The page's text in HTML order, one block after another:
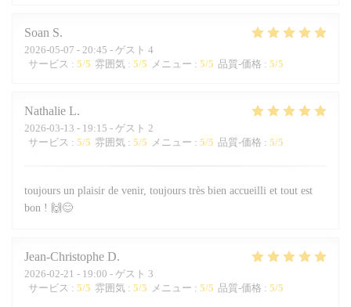
Soan S
2026-05-07 - 20:45 - ゲスト 4
サービス : 5/5 雰囲気 : 5/5 メニュー : 5/5 品質-価格 : 5/5
Nathalie L
2026-03-13 - 19:15 - ゲスト 2
サービス : 5/5 雰囲気 : 5/5 メニュー : 5/5 品質-価格 : 5/5
toujours un plaisir de venir, toujours très bien accueilli et tout est
bon ! 🙌😊
Jean-Christophe D
2026-02-21 - 19:00 - ゲスト 3
サービス : 5/5 雰囲気 : 5/5 メニュー : 5/5 品質-価格 : 5/5